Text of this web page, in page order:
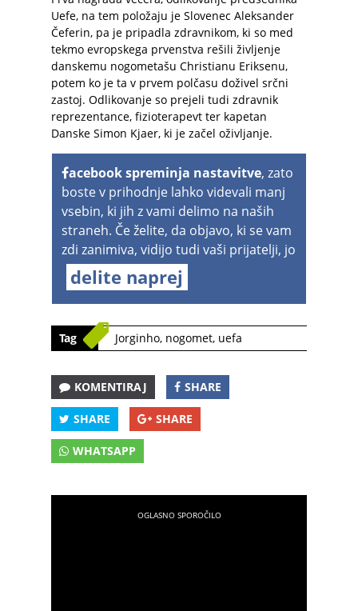
Uefe, na tem položaju je Slovenec Aleksander
Čeferin, pa je pripadla zdravnikom, ki so med
tekmo evropskega prvenstva rešili življenje
danskemu nogometašu Christianu Eriksenu,
potem ko je ta v prvem polčasu doživel srčni
zastoj. Odlikovanje so prejeli tudi zdravnik
reprezentance, fizioterapevt ter kapetan
Danske Simon Kjaer, ki je začel oživljanje.
acebook spreminja nastavitve, zato
boste v prihodnje lahko videvali manj
vsebin, ki jih z vami delimo na naših
straneh. Če želite, da objavo, ki se vam
zdi zanimiva, vidijo tudi vaši prijatelji, jo
delite naprej
Tag Jorginho, nogomet, uefa
KOMENTIRAJ SHARE
SHARE SHARE
WHATSAPP